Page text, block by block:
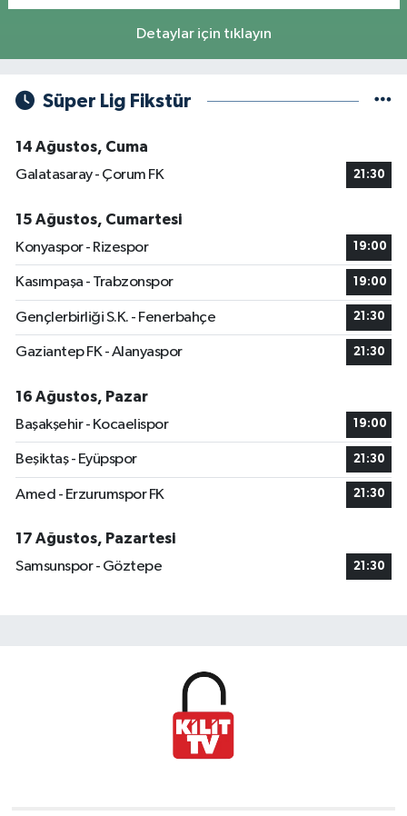
Detaylar için tıklayın
Süper Lig Fikstür
14 Ağustos, Cuma
Galatasaray - Çorum FK
21:30
15 Ağustos, Cumartesi
Konyaspor - Rizespor
19:00
Kasımpaşa - Trabzonspor 19:00
Gençlerbirliği S.K. - Fenerbahçe 21:30
Gaziantep FK - Alanyaspor 21:30
16 Ağustos, Pazar
Başakşehir - Kocaelispor
19:00
Beşiktaş - Eyüpspor 21:30
Amed - Erzurumspor FK 21:30
17 Ağustos, Pazartesi
Samsunspor - Göztepe
21:30